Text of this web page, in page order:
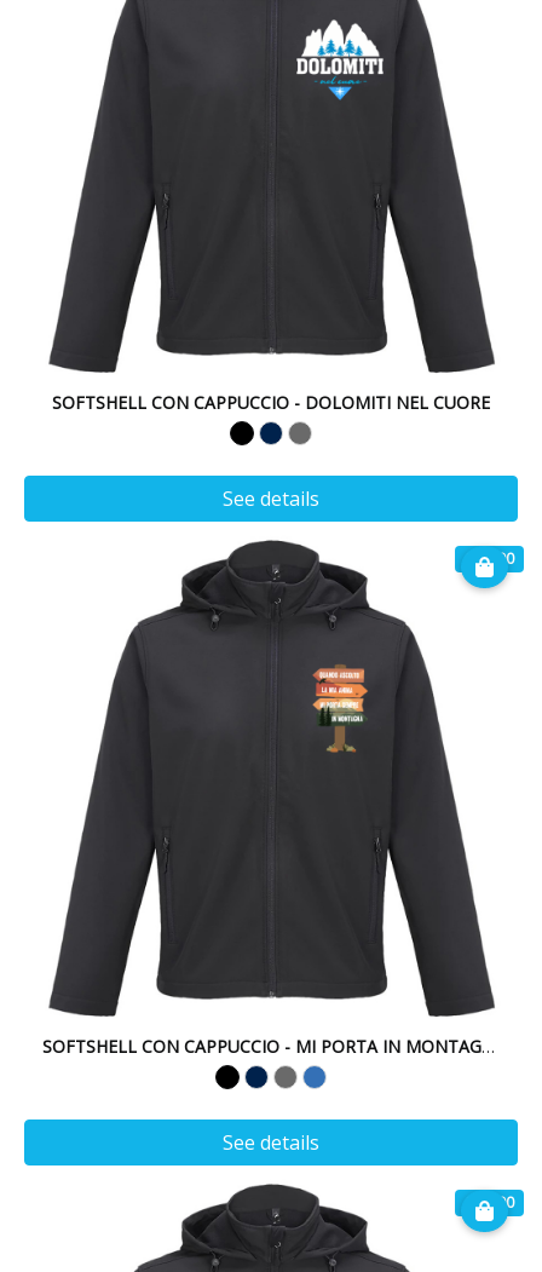
SOFTSHELL CON CAPPUCCIO - DOLOMITI NEL CUORE
See details
€ 49.90
SOFTSHELL CON CAPPUCCIO - MI PORTA IN MONTAGNA -
See details
€ 49.90